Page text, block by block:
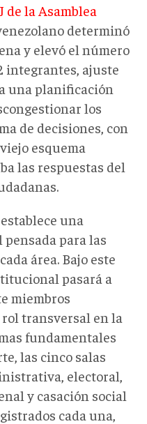
de la Asamblea
determinó
y elevó el número
integrantes, ajuste
una planificación
los
de decisiones, con
esquema
las respuestas del
una
para las
área. Bajo este
pasará a
miembros
transversal en la
fundamentales
las cinco salas
electoral,
y casación social
cada una,